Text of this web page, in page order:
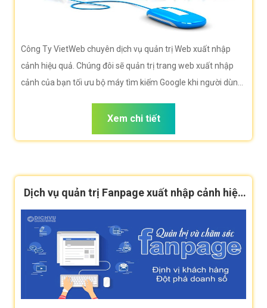
Công Ty VietWeb chuyên dịch vụ quản trị Web xuất nhập
cảnh hiệu quả. Chúng đôi sẽ quản trị trang web xuất nhập
cảnh của bạn tối ưu bộ máy tìm kiếm Google khi người dùng
Xem chi tiết
Dịch vụ quản trị Fanpage xuất nhập cảnh hiệu